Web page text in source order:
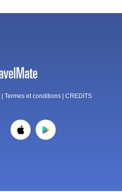
Termes et conditions CREDITS